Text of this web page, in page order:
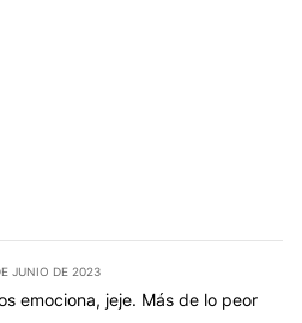
JUNIO DE 2023
emociona, jeje. Más de lo peor